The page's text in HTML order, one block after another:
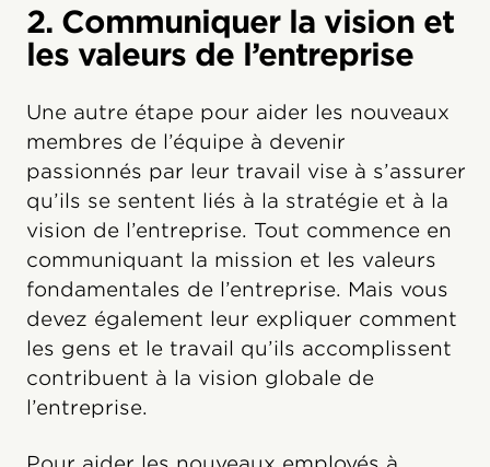
2. Communiquer la vision et
les valeurs de l’entreprise
Une autre étape pour aider les nouveaux
membres de l’équipe à devenir
passionnés par leur travail vise à s’assurer
qu’ils se sentent liés à la stratégie et à la
vision de l’entreprise. Tout commence en
communiquant la mission et les valeurs
fondamentales de l’entreprise. Mais vous
devez également leur expliquer comment
les gens et le travail qu’ils accomplissent
contribuent à la vision globale de
l’entreprise.